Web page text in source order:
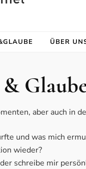
ÜBER
aber auch in
und was mich
wieder?
schreibe mir